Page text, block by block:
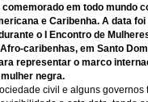
comemorado em todo mundo
e Caribenha. A data
o I Encontro de
caribenhas, em Santo
representar o marco
negra.
civil e alguns governos